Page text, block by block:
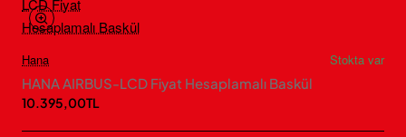
Hana
Stokta var
HANA AIRBUS-LCD Fiyat Hesaplamalı Baskül
10.395,00TL